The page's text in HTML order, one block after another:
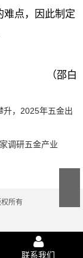
难点，因此制定
（邵白
升，2025年五金出
调研五金产业
所有
联系我们